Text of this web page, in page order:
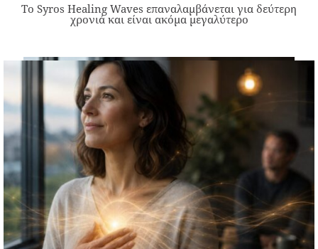
Το Syros Healing Waves επαναλαμβάνεται για δεύτερη
χρονιά και είναι ακόμα μεγαλύτερο